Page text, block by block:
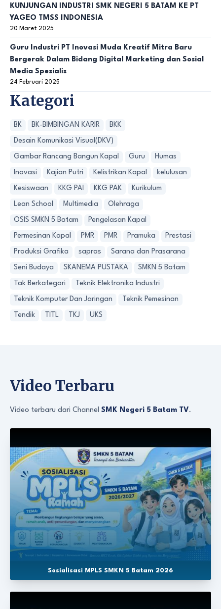
KUNJUNGAN INDUSTRI SMK NEGERI 5 BATAM KE PT
YAGEO TMSS INDONESIA
20 Maret 2025
Guru Industri PT Inovasi Muda Kreatif Mitra Baru
Bergerak Dalam Bidang Digital Marketing dan Sosial
Media Spesialis
24 Februari 2025
Kategori
BK BK-BIMBINGAN KARIR BKK
Desain Komunikasi Visual(DKV)
Gambar Rancang Bangun Kapal Guru Humas
Inovasi Kajian Putri Kelistrikan Kapal kelulusan
Kesiswaan KKG PAI KKG PAK Kurikulum
Lean School Multimedia Olehraga
OSIS SMKN 5 Batam Pengelasan Kapal
Permesinan Kapal PMR PMR Pramuka Prestasi
Produksi Grafika sapras Sarana dan Prasarana
Seni Budaya SKANEMA PUSTAKA SMKN 5 Batam
Tak Berkategori Teknik Elektronika Industri
Teknik Komputer Dan Jaringan Teknik Pemesinan
Tendik TITL TKJ UKS
Video Terbaru
Video terbaru dari Channel SMK Negeri 5 Batam TV.
Sosialisasi MPLS SMKN 5 Batam 2026